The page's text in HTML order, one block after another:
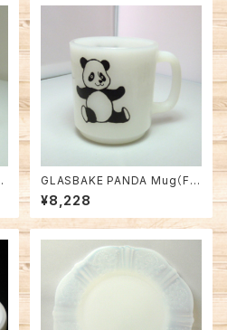
GLASBAKE PANDA Mug（FK
-12494）
¥8,228